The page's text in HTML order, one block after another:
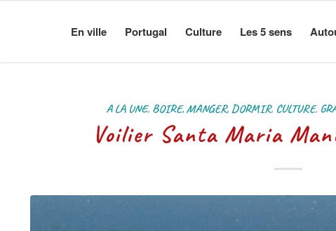
En ville Portugal Culture Les 5 sens
A LA UNE, BOIRE, MANGER, DORMIR, CULTURE,
Voilier Santa Maria